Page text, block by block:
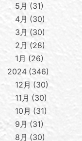
5月
31
4月
30
3月
30
2月
28
1月
26
2024 346
12月
30
11月
30
10月
31
9月
31
8月
30